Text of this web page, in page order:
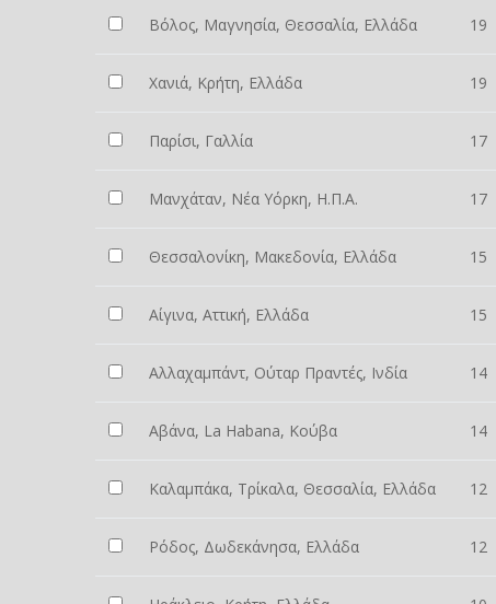
Βόλος, Μαγνησία, Θεσσαλία, Ελλάδα 19
Χανιά, Κρήτη, Ελλάδα 19
Παρίσι, Γαλλία 17
Μανχάταν, Νέα Υόρκη, Η.Π.Α. 17
Θεσσαλονίκη, Μακεδονία, Ελλάδα 15
Αίγινα, Αττική, Ελλάδα 15
Αλλαχαμπάντ, Ούταρ Πραντές, Ινδία 14
Αβάνα, La Habana, Κούβα 14
Καλαμπάκα, Τρίκαλα, Θεσσαλία, Ελλάδα 12
Ρόδος, Δωδεκάνησα, Ελλάδα 12